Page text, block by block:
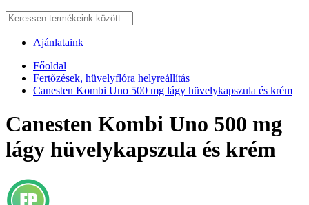
Ajánlataink
Főoldal
Fertőzések, hüvelyflóra helyreállítás
Canesten Kombi Uno 500 mg lágy hüvelykapszula és krém
Canesten Kombi Uno 500 mg
lágy hüvelykapszula és krém